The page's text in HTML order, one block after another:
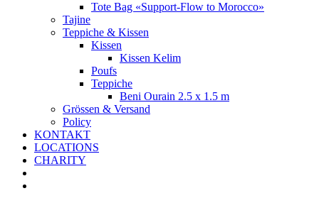
Tote Bag «Support-Flow to Morocco»
Tajine
Teppiche & Kissen
Kissen
Kissen Kelim
Poufs
Teppiche
Beni Ourain 2.5 x 1.5 m
Grössen & Versand
Policy
KONTAKT
LOCATIONS
CHARITY